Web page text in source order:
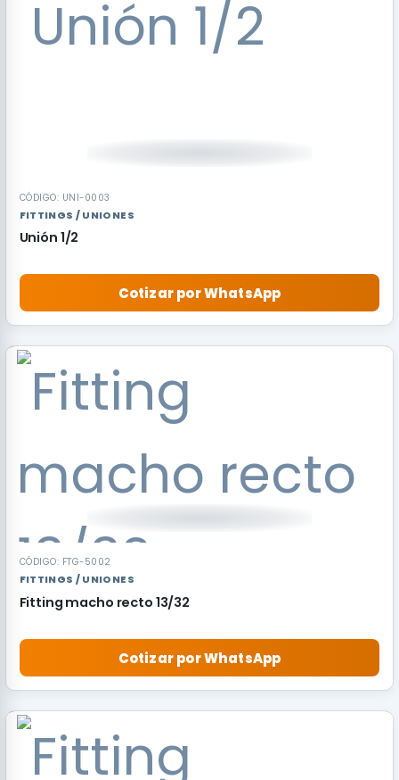
CÓDIGO: UNI-0003
FITTINGS / UNIONES
Unión 1/2
Cotizar por WhatsApp
CÓDIGO: FTG-5002
FITTINGS / UNIONES
Fitting macho recto 13/32
Cotizar por WhatsApp